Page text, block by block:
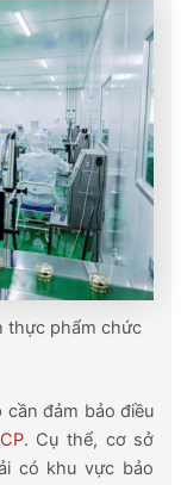
thực phẩm chức
đảm bảo điều
. Cụ thể, cơ sở
có khu vực bảo